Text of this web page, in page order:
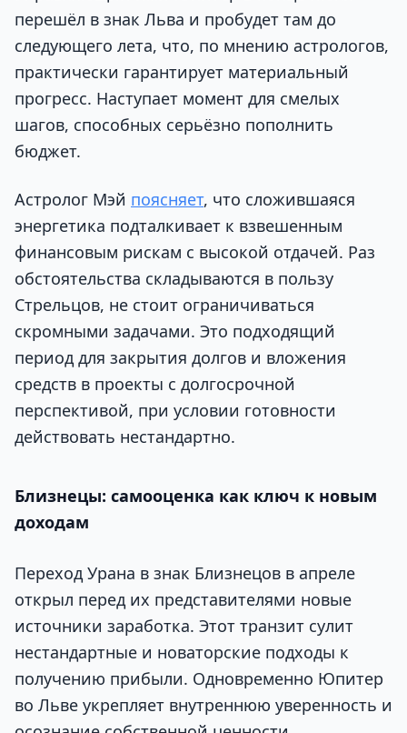
перешёл в знак Льва и пробудет там до
следующего лета, что, по мнению астрологов,
практически гарантирует материальный
прогресс. Наступает момент для смелых
шагов, способных серьёзно пополнить
бюджет.
Астролог Мэй поясняет, что сложившаяся
энергетика подталкивает к взвешенным
финансовым рискам с высокой отдачей. Раз
обстоятельства складываются в пользу
Стрельцов, не стоит ограничиваться
скромными задачами. Это подходящий
период для закрытия долгов и вложения
средств в проекты с долгосрочной
перспективой, при условии готовности
действовать нестандартно.
Близнецы: самооценка как ключ к новым
доходам
Переход Урана в знак Близнецов в апреле
открыл перед их представителями новые
источники заработка. Этот транзит сулит
нестандартные и новаторские подходы к
получению прибыли. Одновременно Юпитер
во Льве укрепляет внутреннюю уверенность и